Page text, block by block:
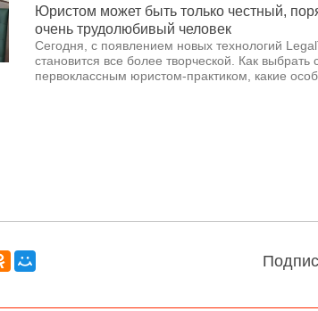
Юристом может быть только честный,
очень трудолюбивый человек
Сегодня, с появлением новых технологий
становится все более творческой. Как выбрать
первоклассным юристом-практиком, какие